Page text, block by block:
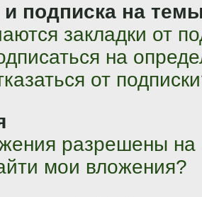
и подписка на
закладки от
на
от
разрешены
мои вложения?